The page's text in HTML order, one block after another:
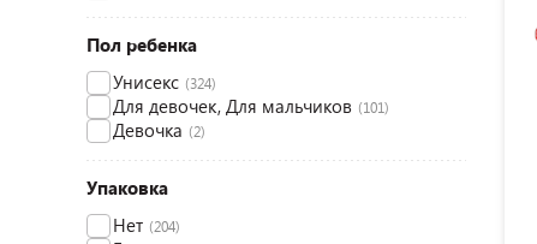
Пол ребенка
Унисекс (324)
Для девочек, Для мальчиков (101)
Девочка (2)
Упаковка
Нет (204)